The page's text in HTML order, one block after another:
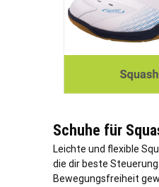
Schuhe für
Leichte und flexible
die dir beste Steuerung
Bewegungsfreiheit